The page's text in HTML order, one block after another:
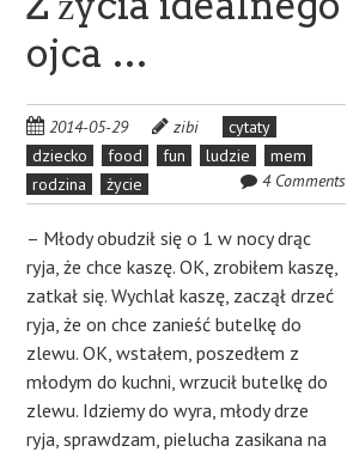
ojca …
2014-05-29 zibi
cytaty
dziecko
food fun ludzie
mem
rodzina
życie 4 Comments
– Młody obudził się o 1 w nocy drąc
ryja, że chce kaszę. OK, zrobiłem kaszę,
zatkał się. Wychlał kaszę, zaczął drzeć
ryja, że on chce zanieść butelkę do
zlewu. OK, wstałem, poszedłem z
młodym do kuchni, wrzucił butelkę do
zlewu. Idziemy do wyra, młody drze
ryja, sprawdzam, pielucha zasikana na